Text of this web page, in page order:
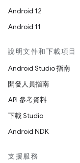
Android 12
Android 11
說明文件和下載項目
Android Studio 指南
開發人員指南
API 參考資料
下載 Studio
Android NDK
支援服務